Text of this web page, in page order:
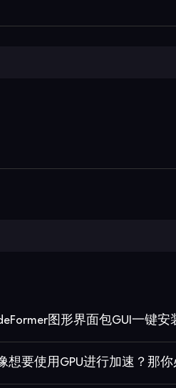
图形界面包GUI一键
想要使用GPU进行加速？那你